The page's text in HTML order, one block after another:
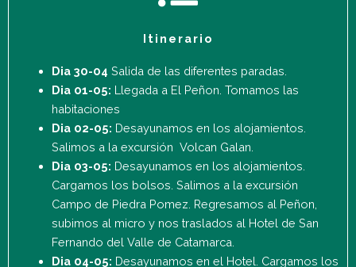
Itinerario
Dia 30-04 Salida de las diferentes paradas.
Dia 01-05: Llegada a El Peñon. Tomamos las
habitaciones
Dia 02-05: Desayunamos en los alojamientos.
Salimos a la excursión Volcan Galan.
Dia 03-05: Desayunamos en los alojamientos.
Cargamos los bolsos. Salimos a la excursión
Campo de Piedra Pomez. Regresamos al Peñon,
subimos al micro y nos traslados al Hotel de San
Fernando del Valle de Catamarca.
Dia 04-05: Desayunamos en el Hotel. Cargamos los